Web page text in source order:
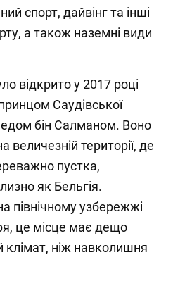
спорт, дайвінг та інші
а також наземні види
відкрито у 2017 році
Саудівської
бін Салманом. Воно
величезній території, де
пустка,
як Бельгія.
північному узбережжі
це місце має дещо
клімат, ніж навколишня